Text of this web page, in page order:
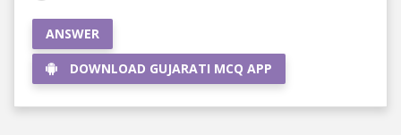
ANSWER
DOWNLOAD GUJARATI MCQ APP